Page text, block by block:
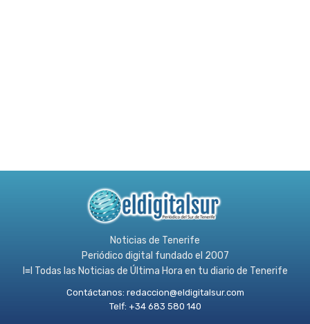
Noticias de Tenerife
Periódico digital fundado el 2007
l≡l Todas las Noticias de Última Hora en tu diario de Tenerife
Contáctanos: redaccion@eldigitalsur.com
Telf: +34 683 580 140